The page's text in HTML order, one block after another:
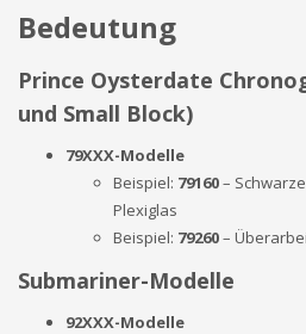
Bedeutung
Prince Oysterdate
und Small Block)
79XXX-Modelle
Beispiel: 79160–
Plexiglas
Beispiel: 79260–
Submariner-Modelle
92XXX-Modelle